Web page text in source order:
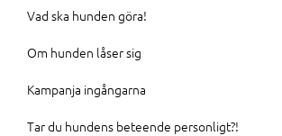
Vad ska hunden göra!
Om hunden låser sig
Kampanja ingångarna
Tar du hundens beteende personligt?!